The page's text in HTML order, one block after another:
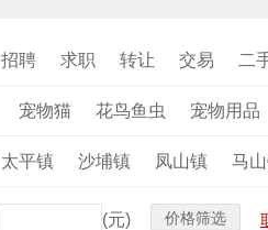
招聘 求职 转让 交易 二
宠物猫 花鸟鱼虫 宠物用品
太平镇 沙埔镇 凤山镇 马
(元) 价格筛选